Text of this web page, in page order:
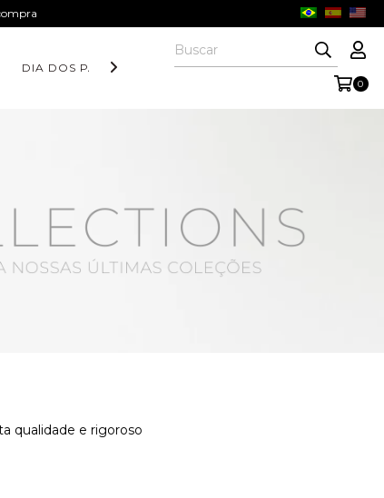
DIA DOS PAIS COLEÇÃO AURORA COLEÇÃO FORM
0
qualidade e rigoroso